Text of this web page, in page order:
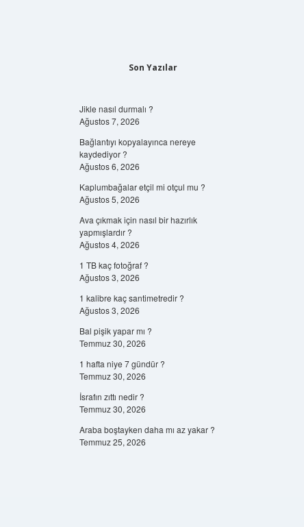
Son Yazılar
Jikle nasıl durmalı ?
Ağustos 7, 2026
Bağlantıyı kopyalayınca nereye
kaydediyor ?
Ağustos 6, 2026
Kaplumbağalar etçil mi otçul mu ?
Ağustos 5, 2026
Ava çıkmak için nasıl bir hazırlık
yapmışlardır ?
Ağustos 4, 2026
1 TB kaç fotoğraf ?
Ağustos 3, 2026
1 kalibre kaç santimetredir ?
Ağustos 3, 2026
Bal pişik yapar mı ?
Temmuz 30, 2026
1 hafta niye 7 gündür ?
Temmuz 30, 2026
İsrafın zıttı nedir ?
Temmuz 30, 2026
Araba boştayken daha mı az yakar ?
Temmuz 25, 2026